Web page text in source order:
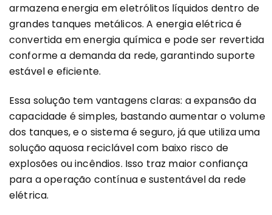
armazena energia em eletrólitos líquidos dentro de
grandes tanques metálicos. A energia elétrica é
convertida em energia química e pode ser revertida
conforme a demanda da rede, garantindo suporte
estável e eficiente.
Essa solução tem vantagens claras: a expansão da
capacidade é simples, bastando aumentar o volume
dos tanques, e o sistema é seguro, já que utiliza uma
solução aquosa reciclável com baixo risco de
explosões ou incêndios. Isso traz maior confiança
para a operação contínua e sustentável da rede
elétrica.